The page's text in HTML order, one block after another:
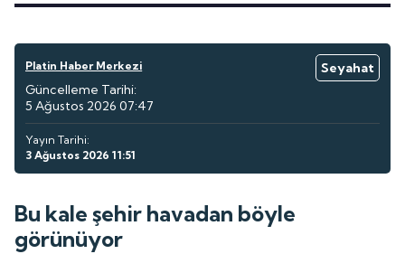
Platin Haber Merkezi
Seyahat
Güncelleme Tarihi:
5 Ağustos 2026 07:47
Yayın Tarihi:
3 Ağustos 2026 11:51
Bu kale şehir havadan böyle
görünüyor